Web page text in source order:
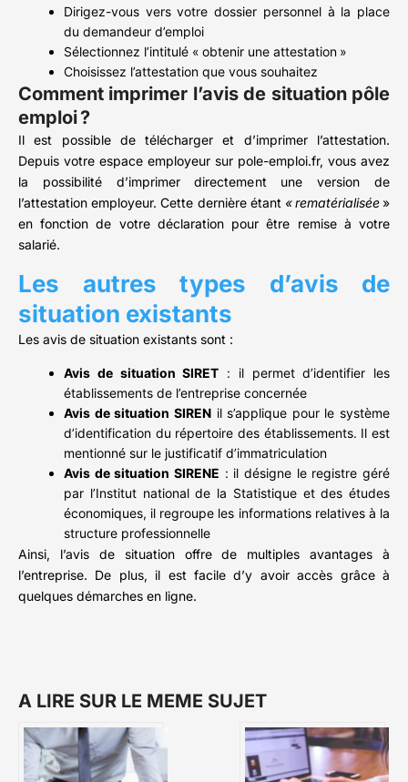
Dirigez-vous vers votre dossier personnel à la place
du demandeur d’emploi
Sélectionnez l’intitulé « obtenir une attestation »
Choisissez l’attestation que vous souhaitez
Comment imprimer l’avis de situation pôle
emploi ?
Il est possible de télécharger et d’imprimer l’attestation.
Depuis votre espace employeur sur pole-emploi.fr, vous avez
la possibilité d’imprimer directement une version de
l’attestation employeur. Cette dernière étant « rematérialisée»
en fonction de votre déclaration pour être remise à votre
salarié.
Les autres types d’avis de
situation existants
Les avis de situation existants sont :
Avis de situation SIRET : il permet d’identifier les
établissements de l’entreprise concernée
Avis de situation SIRENil s’applique pour le système
d’identification du répertoire des établissements. Il est
mentionné sur le justificatif d’immatriculation
Avis de situation SIRENE : il désigne le registre géré
par l’Institut national de la Statistique et des études
économiques, il regroupe les informations relatives à la
structure professionnelle
Ainsi, l’avis de situation offre de multiples avantages à
l’entreprise. De plus, il est facile d’y avoir accès grâce à
quelques démarches en ligne.
A LIRE SUR LE MEME SUJET